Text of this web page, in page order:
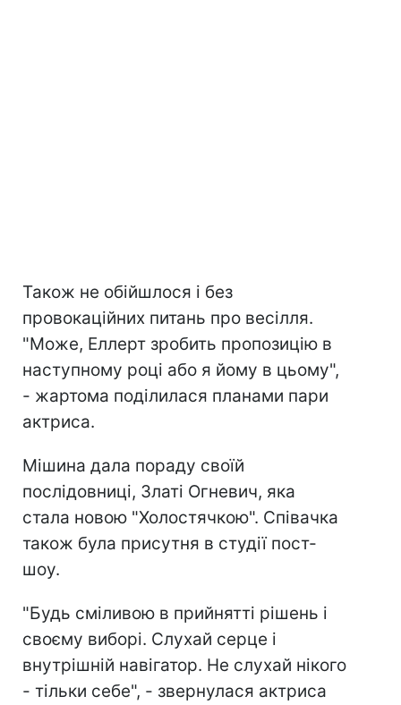
Також не обійшлося і без
провокаційних питань про весілля.
"Може, Еллерт зробить пропозицію в
наступному році або я йому в цьому",
- жартома поділилася планами пари
актриса.
Мішина дала пораду своїй
послідовниці, Златі Огневич, яка
стала новою "Холостячкою". Співачка
також була присутня в студії пост-
шоу.
"Будь сміливою в прийнятті рішень і
своєму виборі. Слухай серце і
внутрішній навігатор. Не слухай нікого
- тільки себе", - звернулася актриса